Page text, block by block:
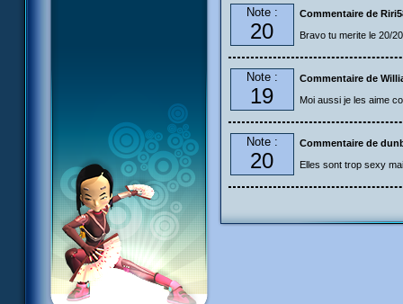
Note :
20
Commentaire de
Bravo tu merite le 20/20
Note :
19
Commentaire de
Moi aussi je les aime
Note :
20
Commentaire de
Elles sont trop sexy